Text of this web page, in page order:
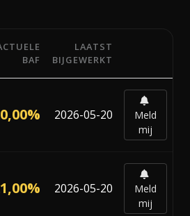
(Bunker Adjustment Factor)
BAF
LAATST
BIJGEWERKT
2026-05-20
Meld
mij
2026-05-20
Meld
mij